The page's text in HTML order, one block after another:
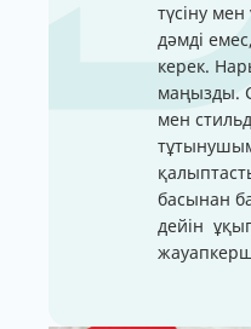
түсіну
дәмді
керек.
маңызды.
мен
басынан
дейін